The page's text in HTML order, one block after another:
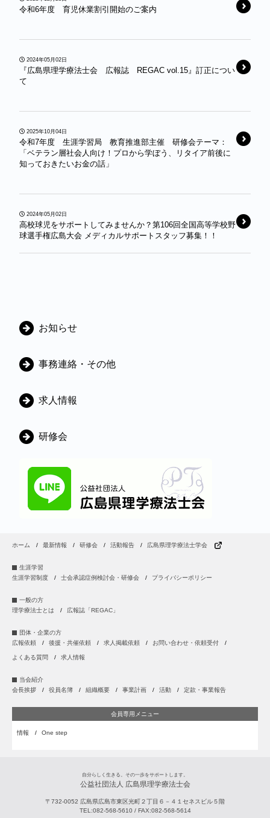
令和6年度 育児休業割引開始のご案内
2024年05月02日
『広島県理学療法士会 広報誌 REGAC vol.15』訂正につい
て
2025年10月04日
令和7年度 生涯学習局 教育推進部主催 研修会テーマ：
「ベテラン層社会人向け！プロから学ぼう、リタイア前後に
知っておきたいお金の話」
2024年05月02日
高校球児をサポートしてみませんか？第106回全国高等学校野
球選手権広島大会 メディカルサポートスタッフ募集！！
カ
ゴ
ー
お知らせ
事務連絡・その他
求人情報
研修会
ホーム 最新情報 研修会 活動報告 広島県理学療法士学会
生涯学習
生涯学習制度
士会承認症例検討会・研修会 プライバシーポリシー
一般の方
理学療法士とは
広報誌「REGAC」
団体・企業の方
広報依頼
後援・共催依頼 求人掲載依頼 お問い合わせ・依頼受付
よくある質問 求人情報
当会紹介
会長挨拶
役員名簿 組織概要 事業計画 活動 定款・事業報告
会員専用メニュー
情報 One step
自分らしく生きる。その一歩をサポートします。
公益社団法人 広島県理学療法士会
〒732-0052 広島県広島市東区光町２丁目６－４１セネスビル５階
TEL:082-568-5610/ FAX:082-568-5614